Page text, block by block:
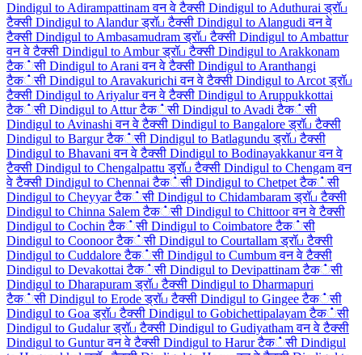
Dindigul to Adirampattinam वन वे टैक्सी Dindigul to Aduthurai ड्रॉப
टैक्सी Dindigul to Alandur ड्रॉப टैक्सी Dindigul to Alangudi वन वे
टैक्सी Dindigul to Ambasamudram ड्रॉப टैक्सी Dindigul to Ambattur
वन वे टैक्सी Dindigul to Ambur ड्रॉப टैक्सी Dindigul to Arakkonam
टैक்सी Dindigul to Arani वन वे टैक्सी Dindigul to Aranthangi
टैक்सी Dindigul to Aravakurichi वन वे टैक्सी Dindigul to Arcot ड्रॉப
टैक्सी Dindigul to Ariyalur वन वे टैक्सी Dindigul to Aruppukkottai
टैक்सी Dindigul to Attur टैक்सी Dindigul to Avadi टैक்सी
Dindigul to Avinashi वन वे टैक्सी Dindigul to Bangalore ड्रॉப टैक्सी
Dindigul to Bargur टैक்सी Dindigul to Batlagundu ड्रॉப टैक्सी
Dindigul to Bhavani वन वे टैक्सी Dindigul to Bodinayakkanur वन वे
टैक्सी Dindigul to Chengalpattu ड्रॉப टैक्सी Dindigul to Chengam वन
वे टैक्सी Dindigul to Chennai टैक்सी Dindigul to Chetpet टैक்सी
Dindigul to Cheyyar टैक்सी Dindigul to Chidambaram ड्रॉப टैक्सी
Dindigul to Chinna Salem टैक்सी Dindigul to Chittoor वन वे टैक्सी
Dindigul to Cochin टैक்सी Dindigul to Coimbatore टैक்सी
Dindigul to Coonoor टैक்सी Dindigul to Courtallam ड्रॉப टैक्सी
Dindigul to Cuddalore टैक்सी Dindigul to Cumbum वन वे टैक्सी
Dindigul to Devakottai टैक்सी Dindigul to Devipattinam टैक்सी
Dindigul to Dharapuram ड्रॉப टैक्सी Dindigul to Dharmapuri
टैक்सी Dindigul to Erode ड्रॉப टैक्सी Dindigul to Gingee टैक்सी
Dindigul to Goa ड्रॉப टैक्सी Dindigul to Gobichettipalayam टैक்सी
Dindigul to Gudalur ड्रॉப टैक्सी Dindigul to Gudiyatham वन वे टैक्सी
Dindigul to Guntur वन वे टैक्सी Dindigul to Harur टैक்सी Dindigul